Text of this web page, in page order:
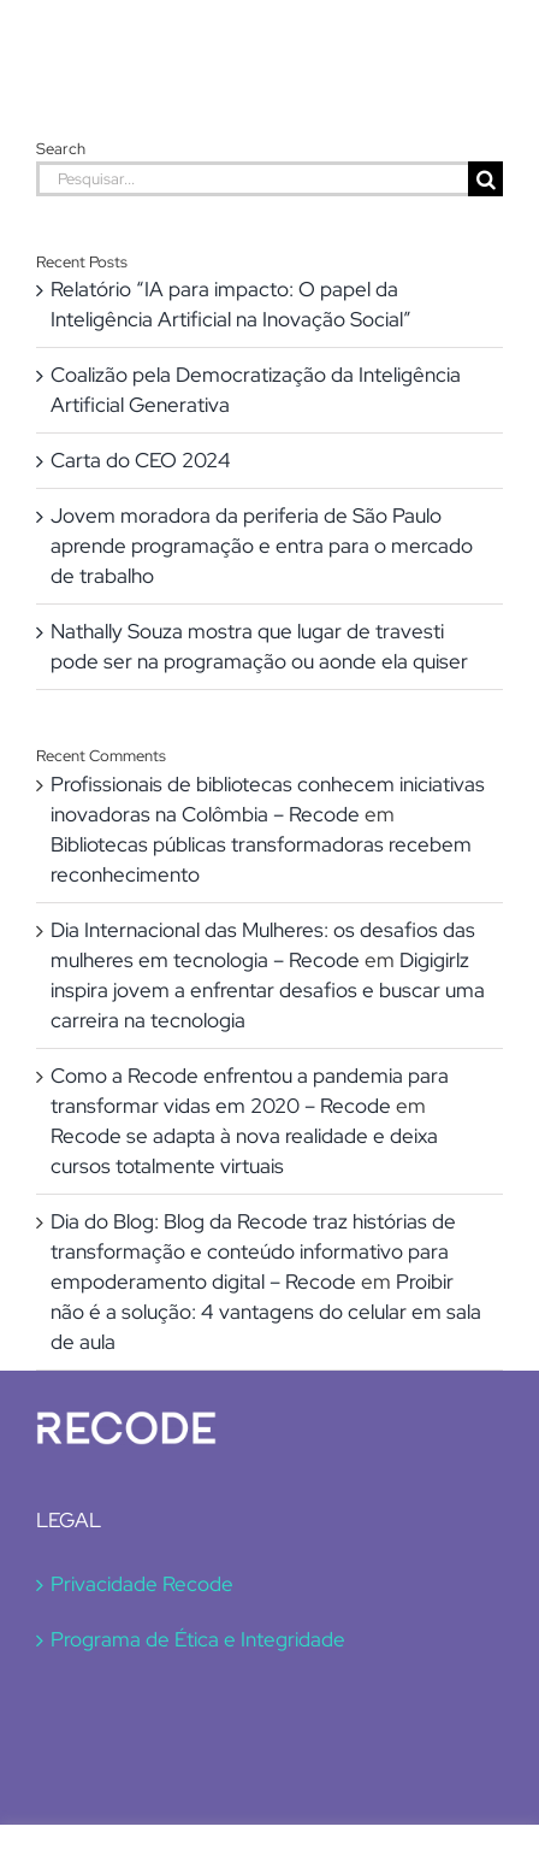
Search
Buscar
resultados
Recent Posts
Relatório “IA para impacto: O papel da
Inteligência Artificial na Inovação Social”
Coalizão pela Democratização da Inteligência
Artificial Generativa
Carta do CEO 2024
Jovem moradora da periferia de São Paulo
aprende programação e entra para o mercado
de trabalho
Nathally Souza mostra que lugar de travesti
pode ser na programação ou aonde ela quiser
Recent Comments
Profissionais de bibliotecas conhecem iniciativas
inovadoras na Colômbia – Recode em
Bibliotecas públicas transformadoras recebem
reconhecimento
Dia Internacional das Mulheres: os desafios das
mulheres em tecnologia – Recode em Digigirlz
inspira jovem a enfrentar desafios e buscar uma
carreira na tecnologia
Como a Recode enfrentou a pandemia para
transformar vidas em 2020 – Recode em
Recode se adapta à nova realidade e deixa
cursos totalmente virtuais
Dia do Blog: Blog da Recode traz histórias de
transformação e conteúdo informativo para
empoderamento digital – Recode em Proibir
não é a solução: 4 vantagens do celular em sala
de aula
LEGAL
Privacidade Recode
Programa de Ética e Integridade